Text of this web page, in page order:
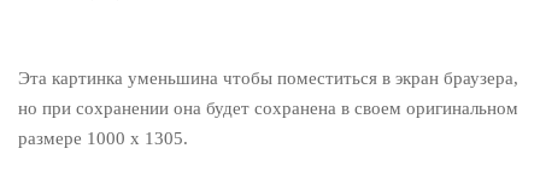
Эта картинка уменьшина чтобы поместиться в экран браузера,
но при сохранении она будет сохранена в своем оригинальном
размере 1000 x 1305.